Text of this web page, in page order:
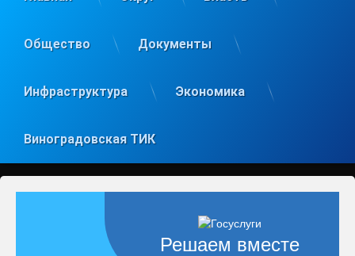
Общество Документы
Инфраструктура Экономика
Виноградовская ТИК
Решаем вместе